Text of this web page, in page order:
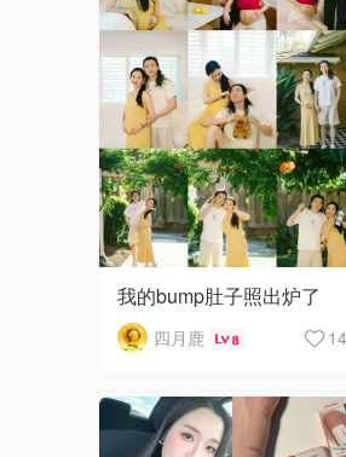
我的bump肚子照出炉了
四月鹿 8 14